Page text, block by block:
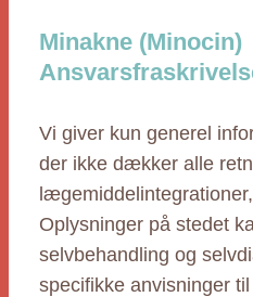
Minakne (Minocin)
Vi giver kun generel
der ikke dækker alle
Oplysninger på stedet
selvbehandling og
specifikke anvisninger